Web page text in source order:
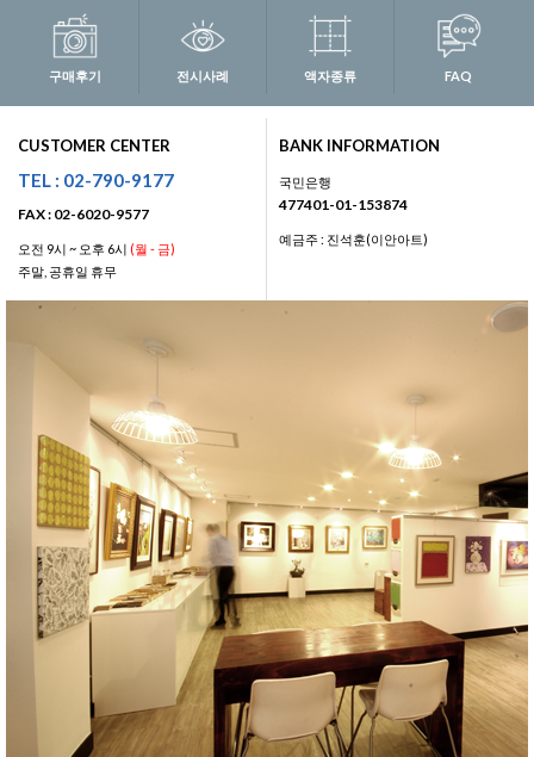
구매후기 전시사례 액자종류 FAQ
CUSTOMER CENTER
TEL : 02-790-9177
FAX : 02-6020-9577
오전 9시 ~ 오후 6시 (월 - 금)
주말, 공휴일 휴무
BANK INFORMATION
국민은행
477401-01-153874
예금주 : 진석훈(이안아트)